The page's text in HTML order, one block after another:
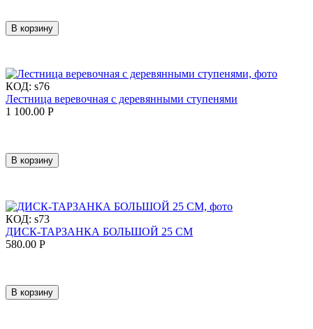
В корзину
КОД: s76
Лестница веревочная с деревянными ступенями
1 100.00 Р
В корзину
КОД: s73
ДИСК-ТАРЗАНКА БОЛЬШОЙ 25 СМ
580.00 Р
В корзину